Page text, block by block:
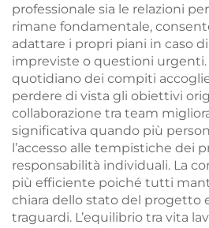
professionale sia le relazioni
rimane fondamentale,
adattare i propri piani in caso
impreviste o questioni
quotidiano dei compiti
perdere di vista gli obiettivi
collaborazione tra team
significativa quando più
l’accesso alle tempistiche dei
responsabilità individuali. La
più efficiente poiché tutti
chiara dello stato del progetto
traguardi. L’equilibrio tra vita